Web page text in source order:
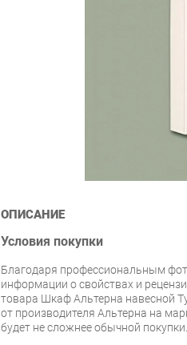
ОПИСАНИЕ
Условия покупки
Благодаря профессиональным
информации о свойствах и
товара Шкаф Альтерна навесной
от производителя Альтерна на
будет не сложнее обычной покупки.